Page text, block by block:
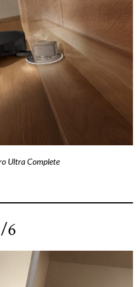
Ultra Complete
6